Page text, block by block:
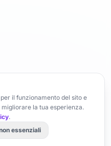
i diritti riservati.
Gestisci cookie
il funzionamento del sito e
la tua esperienza.
.
essenziali